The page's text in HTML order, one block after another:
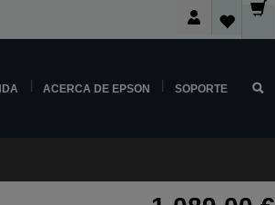
ACERCA DE EPSON SOPORTE